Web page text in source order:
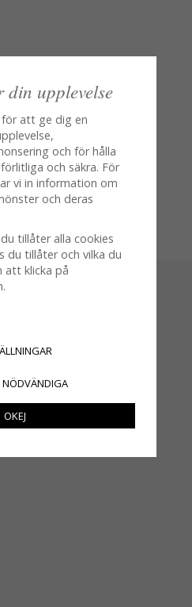
vår
din upplevelse
för att ge dig en
och för hålla
och säkra. För
vi in information om
och deras
tillåter alla cookies
du tillåter och vilka du
att klicka på
NÖDVÄNDIGA
OKEJ